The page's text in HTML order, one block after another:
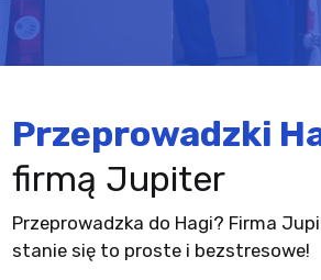
Przeprowadzki
firmą Jupiter
Przeprowadzka do Hagi? Firma
stanie się to proste i bezstresowe!